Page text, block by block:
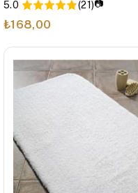
Makine Halısı
5.0 (21)📷
₺168,00